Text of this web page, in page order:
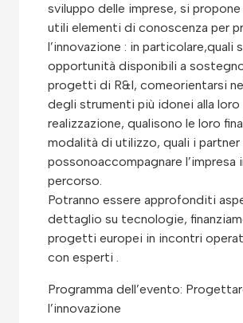
sviluppo delle imprese, si
utili elementi di conoscenza per
l’innovazione : in particolare,quali
opportunità disponibili a
progetti di R&I, comeorientarsi
degli strumenti più idonei alla loro
realizzazione, qualisono le loro
modalità di utilizzo, quali i partner
possonoaccompagnare l’impresa
percorso.
Potranno essere approfonditi
dettaglio su tecnologie,
progetti europei in incontri
con esperti .
Programma dell’evento:
l’innovazione